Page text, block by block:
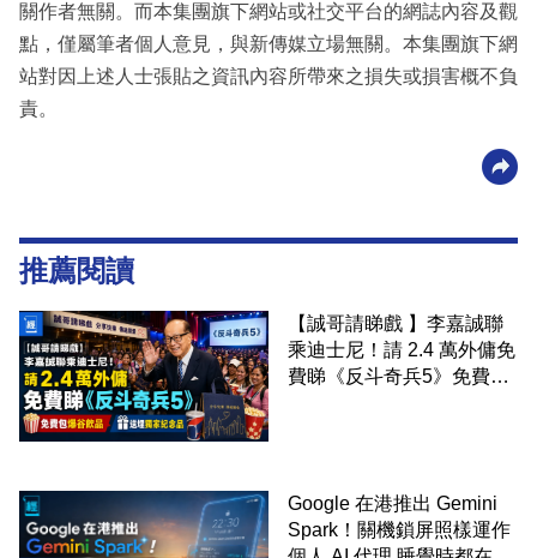
關作者無關。而本集團旗下網站或社交平台的網誌內容及觀
點，僅屬筆者個人意見，與新傳媒立場無關。本集團旗下網
站對因上述人士張貼之資訊內容所帶來之損失或損害概不負
責。
推薦閱讀
【誠哥請睇戲 】李嘉誠聯
乘迪士尼！請 2.4 萬外傭免
費睇《反斗奇兵5》免費包
Google 在港推出 Gemini
Spark！關機鎖屏照樣運作